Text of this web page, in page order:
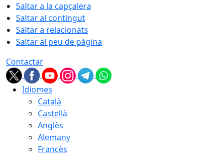
Saltar a la capçalera
Saltar al contingut
Saltar a relacionats
Saltar al peu de pàgina
Contactar
Idiomes
Català
Castellà
Anglès
Alemany
Francès